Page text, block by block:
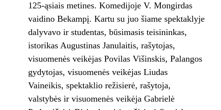
125-ąsiais metines. Komedijoje V. Mongirdas
vaidino Bekampį. Kartu su juo šiame spektaklyje
dalyvavo ir studentas, būsimasis teisininkas,
istorikas Augustinas Janulaitis, rašytojas,
visuomenės veikėjas Povilas Višinskis, Palangos
gydytojas, visuomenės veikėjas Liudas
Vaineikis, spektaklio režisierė, rašytoja,
valstybės ir visuomenės veikėja Gabrielė